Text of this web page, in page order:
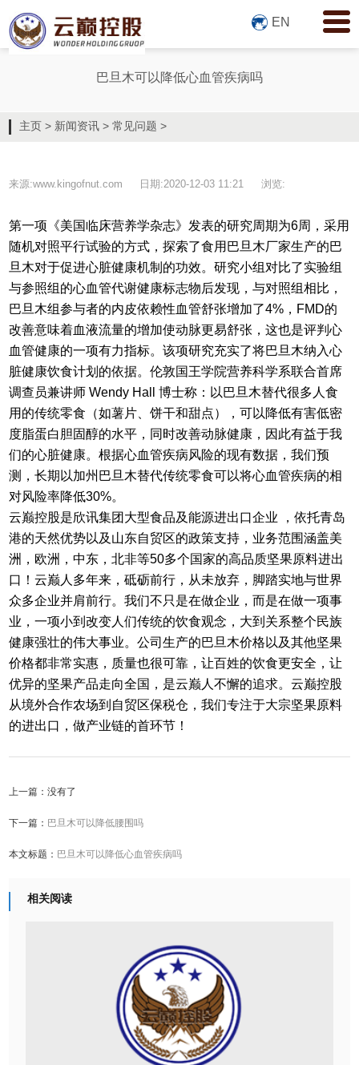
EN
巴旦木可以降低心血管疾病吗
主页 > 新闻资讯 >常见问题 >
来源:www.kingofnut.com 日期:2020-12-03 11:21 浏览:
第一项《美国临床营养学杂志》发表的研究周期为6周，采用
随机对照平行试验的方式，探索了食用 巴旦木厂家生产的巴
旦木对于促进心脏健康机制的功效。研究小组对比了实验组
与参照组的心血管代谢健康标志物后发现，与对照组相比，
巴旦木组参与者的内皮依赖性血管舒张增加了4%，FMD的
改善意味着血液流量的增加使动脉更易舒张，这也是评判心
血管健康的一项有力指标。该项研究充实了将巴旦木纳入心
脏健康饮食计划的依据。伦敦国王学院营养科学系联合首席
调查员兼讲师 Wendy Hall 博士称：以巴旦木替代很多人食
用的传统零食（如薯片、饼干和甜点），可以降低有害低密
度脂蛋白胆固醇的水平，同时改善动脉健康，因此有益于我
们的心脏健康。根据心血管疾病风险的现有数据，我们预
测，长期以加州巴旦木替代传统零食可以将心血管疾病的相
对风险率降低30%。
云巅控股是欣讯集团大型食品及能源进出口企业 ，依托青岛
港的天然优势以及山东自贸区的政策支持，业务范围涵盖美
洲，欧洲，中东，北非等50多个国家的高品质坚果原料进出
口！云巅人多年来，砥砺前行，从未放弃，脚踏实地与世界
众多企业并肩前行。我们不只是在做企业，而是在做一项事
业，一项小到改变人们传统的饮食观念，大到关系整个民族
健康强壮的伟大事业。公司生产的巴旦木价格 以及其他坚果
价格都非常实惠，质量也很可靠，让百姓的饮食更安全，让
优异的坚果产品走向全国，是云巅人不懈的追求。云巅控股
从境外合作农场到自贸区保税仓，我们专注于大宗坚果原料
的进出口，做产业链的首环节！
上一篇：没有了
下一篇： 巴旦木可以降低腰围吗
本文标题： 巴旦木可以降低心血管疾病吗
相关阅读